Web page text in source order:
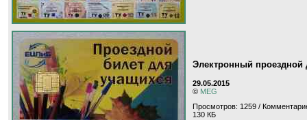
Электронный
29.05.2015
© MEG
Просмотров: 1259 /
130 КБ